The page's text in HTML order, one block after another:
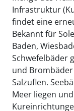
Infrastruktur
findet eine
Bekannt für
Baden,
Schwefelbäder
und
Salzuflen.
Meer liegen